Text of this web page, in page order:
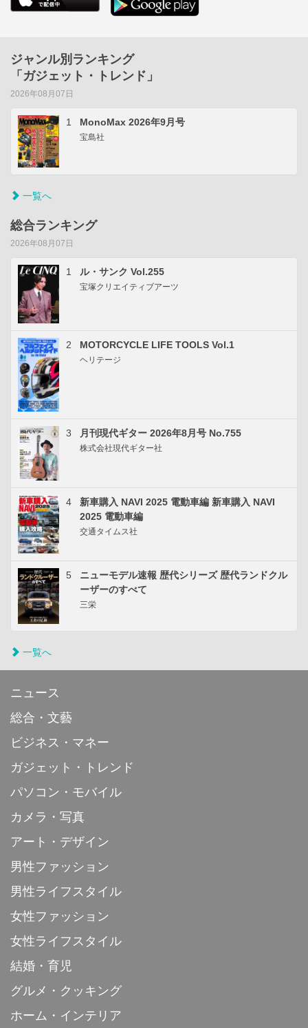
ジャンル別ランキング
「ガジェット・トレンド」
2026年08月07日
1 MonoMax 2026年9月号
宝島社
一覧へ
総合ランキング
2026年08月07日
1 ル・サンク Vol.255
宝塚クリエイティブアーツ
2 MOTORCYCLE LIFE TOOLS Vol.1
ヘリテージ
3 月刊現代ギター 2026年8月号 No.755
株式会社現代ギター社
4
新車購入 NAVI 2025 電動車編 新車購入 NAVI
2025 電動車編
交通タイムス社
5
ニューモデル速報 歴代シリーズ 歴代ランドクル
ーザーのすべて
三栄
一覧へ
ニュース
総合・文藝
ビジネス・マネー
ガジェット・トレンド
パソコン・モバイル
カメラ・写真
アート・デザイン
男性ファッション
男性ライフスタイル
女性ファッション
女性ライフスタイル
結婚・育児
グルメ・クッキング
ホーム・インテリア